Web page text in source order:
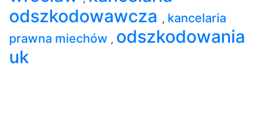
odszkodowawcza , kancelaria
prawna miechów , odszkodowania
uk